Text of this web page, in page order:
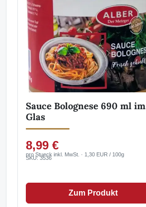
Sauce Bolognese 690 ml im
Glas
8,99 €
pro Stueck inkl. MwSt. · 1,30 EUR / 100g
SKU: 3536
Zum Produkt